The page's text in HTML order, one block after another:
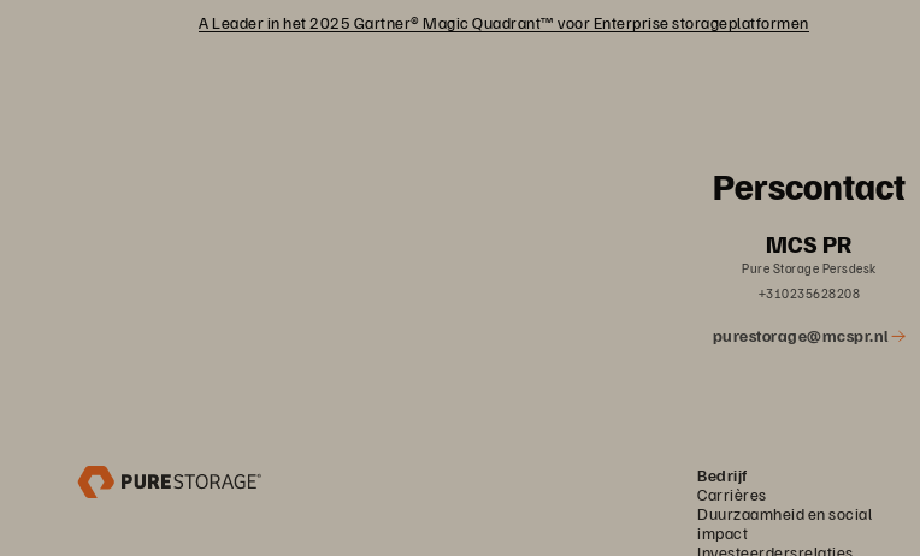
A Leader in het 2025 Gartner® Magic Quadrant™ voor Enterprise storageplatformen
Perscontact
MCS PR
Pure Storage Persdesk
+310235628208
purestorage@mcspr.nl
Bedrijf
Carrières
Duurzaamheid en social
impact